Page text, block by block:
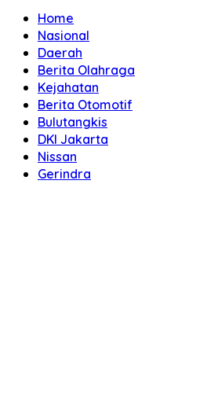
Home
Nasional
Daerah
Berita Olahraga
Kejahatan
Berita Otomotif
Bulutangkis
DKI Jakarta
Nissan
Gerindra